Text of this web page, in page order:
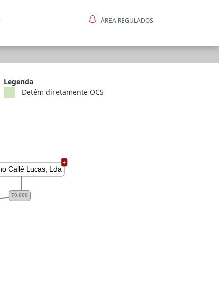
ÁREA REGULADOS
Legenda
Detém diretamente OCS
70,000
Callé Lucas, Lda
＋